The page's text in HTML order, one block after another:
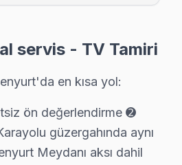
ekranında çizgi, donma ya da ses
TV arızaları için sık bizi tercih
TV servisinde şeffaf çalışıyoruz:
servis - TV Tamiri
en kısa yol:
ön değerlendirme ➋
güzergahında aynı
Meydanı aksı dahil